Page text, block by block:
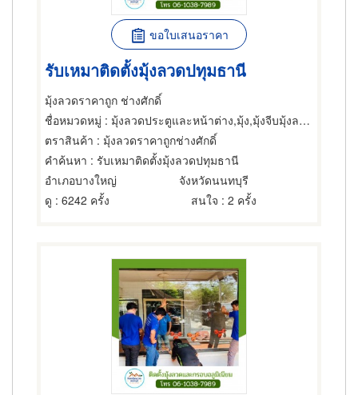
ขอใบเสนอราคา
รับเหมาติดตั้งมุ้งลวดปทุมธานี
มุ้งลวดราคาถูก ช่างศักดิ์
ชื่อหมวดหมู่ : มุ้งลวดประตูและหน้าต่าง,มุ้ง,มุ้งจีบมุ้งลวดม้วนเก็บ
ตราสินค้า : มุ้งลวดราคาถูกช่างศักดิ์
คำค้นหา : รับเหมาติดตั้งมุ้งลวดปทุมธานี
อำเภอบางใหญ่
จังหวัดนนทบุรี
ดู : 6242 ครั้ง สนใจ : 2 ครั้ง